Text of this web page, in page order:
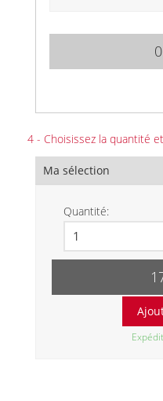
4 - Choisissez la quantité
Ma sélection
Quantité: